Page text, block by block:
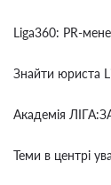
Liga360: PR-
Знайти юриста
Академія
Теми в центрі